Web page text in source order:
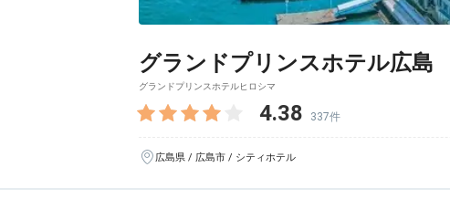
グランドプリンスホテル広島
グランドプリンスホテルヒロシマ
4.38 337件
広島県 / 広島市 / シティホテル